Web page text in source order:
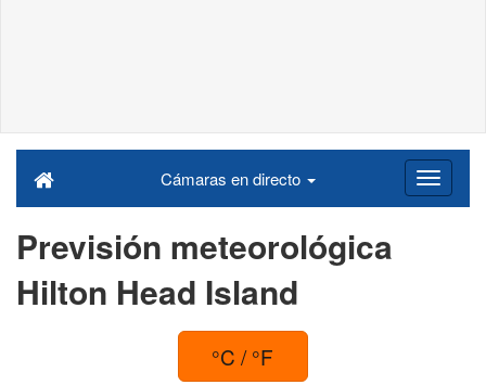
Cámaras en directo
Previsión meteorológica
Hilton Head Island
°C / °F